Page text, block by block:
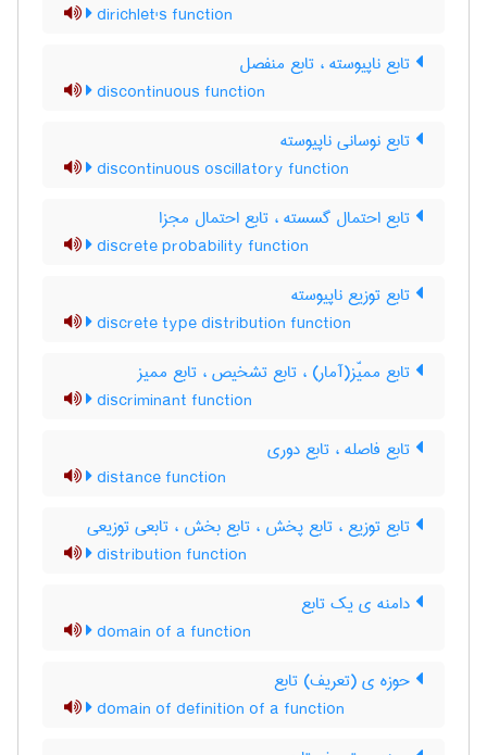
dirichlet's function
تابع ناپیوسته ، تابع منفصل
discontinuous function
تابع نوسانی ناپیوسته
discontinuous oscillatory function
تابع احتمال گسسته ، تابع احتمال مجزا
discrete probability function
تابع توزیع ناپیوسته
discrete type distribution function
تابع ممیّز(آمار) ، تابع تشخیص ، تابع ممیز
discriminant function
تابع فاصله ، تابع دوری
distance function
تابع توزیع ، تابع پخش ، تابع بخش ، تابعی توزیعی
distribution function
دامنه ی یک تابع
domain of a function
حوزه ی (تعریف) تابع
domain of definition of a function